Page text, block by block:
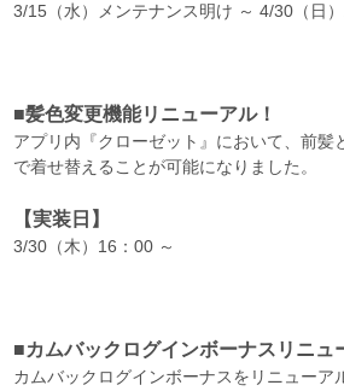
3/15（水）メンテナンス明け ～ 4/30（日
■髪色変更機能リニューアル！
アプリ内『クローゼット』において、前髪
で着せ替えることが可能になりました。
【実装日】
3/30（木）16：00 ～
■カムバックログインボーナスリニュ
カムバックログインボーナスをリニューア